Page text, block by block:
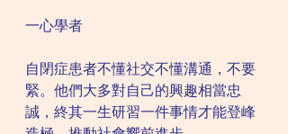
一心學者
自閉症患者不懂社交不懂溝通，不要
緊。他們大多對自己的興趣相當忠
誠，終其一生研習一件事情才能登峰